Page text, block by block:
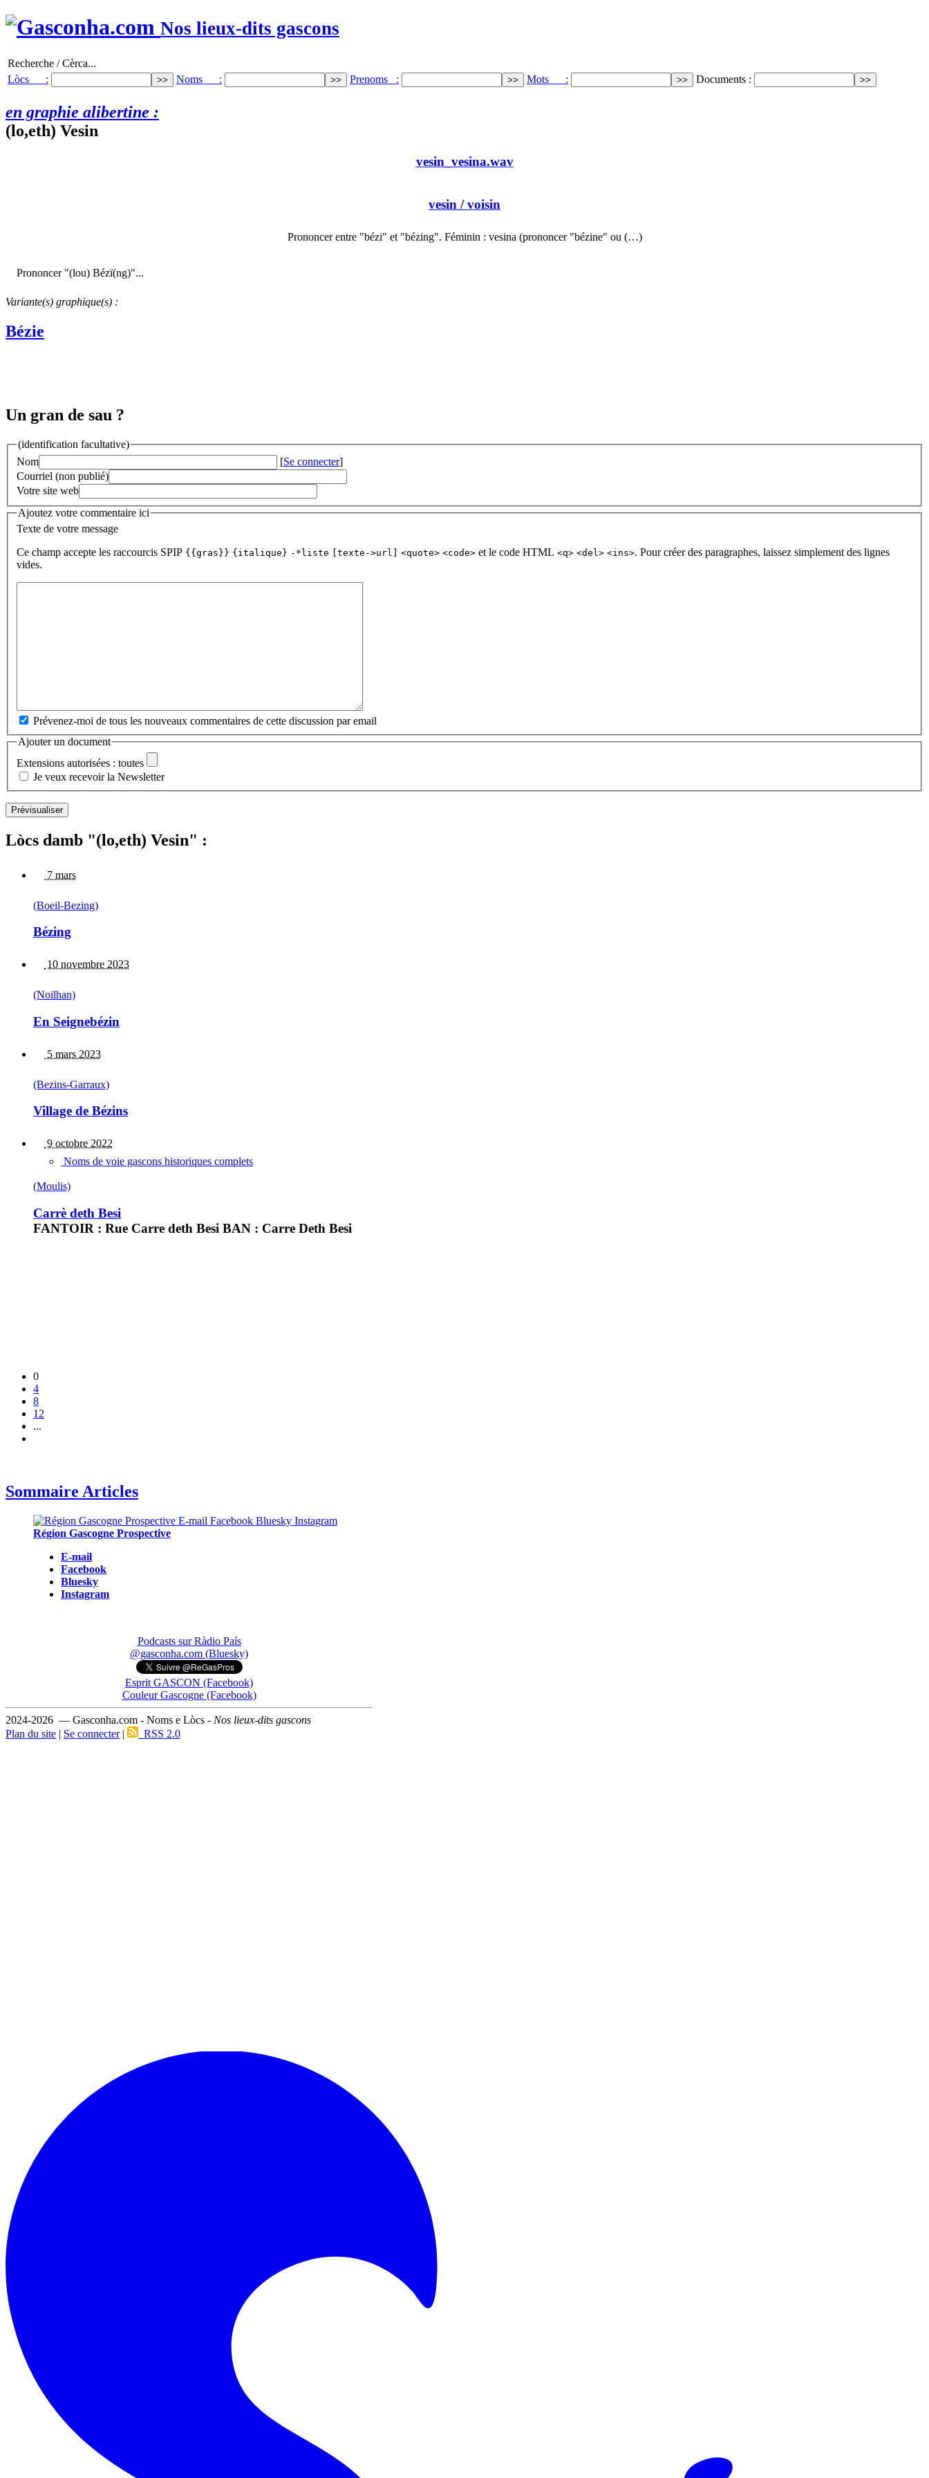
Nos lieux-dits gascons
Recherche / Cèrca...
Lòcs :
Noms : Prenoms : Mots : Documents :
en graphie alibertine :
(lo,eth) Vesin
vesin_vesina.wav
vesin / voisin
Prononcer entre "bézi" et "bézing". Féminin : vesina (prononcer "bézine" ou (…)
Prononcer "(lou) Bézï(ng)"...
Variante(s) graphique(s) :
Bézie
Un gran de sau ?
(identification facultative)
Nom
[Se connecter]
Courriel (non publié)
Votre site web
Ajoutez votre commentaire ici
Texte de votre message
Ce champ accepte les raccourcis SPIP {{gras}} {italique} -*liste [texte->url] <quote> <code> et le code HTML <q> <del> <ins>. Pour créer des paragraphes, laissez simplement des lignes
vides.
Prévenez-moi de tous les nouveaux commentaires de cette discussion par email
Ajouter un document
Extensions autorisées : toutes
Je veux recevoir la Newsletter
Lòcs damb "(lo,eth) Vesin" :
7 mars
(Boeil-Bezing)
Bézing
10 novembre 2023
(Noilhan)
En Seignebézin
5 mars 2023
(Bezins-Garraux)
Village de Bézins
9 octobre 2022
Noms de voie gascons historiques complets
(Moulis)
Carrè deth Besi
FANTOIR : Rue Carre deth Besi BAN : Carre Deth Besi
0
4
8
12
...
Sommaire Articles
Région Gascogne Prospective
E-mail
Facebook
Bluesky
Instagram
Podcasts sur Ràdio País
@gasconha.com (Bluesky)
Esprit GASCON (Facebook)
Couleur Gascogne (Facebook)
2024-2026 — Gasconha.com - Noms e Lòcs - Nos lieux-dits gascons
Plan du site | Se connecter| RSS 2.0